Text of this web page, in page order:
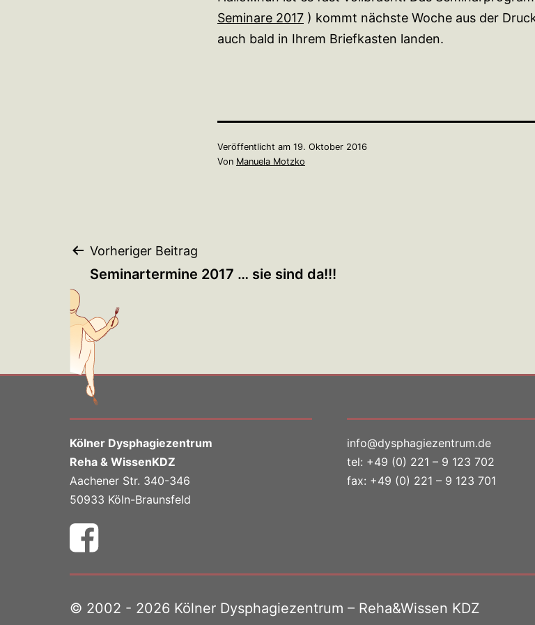
Seminare 2017 ) kommt nächste Woche aus der
auch bald in Ihrem Briefkasten landen.
Veröffentlicht am 19. Oktober 2016
Von Manuela Motzko
Beitragsnavigation
Vorheriger Beitrag
Seminartermine 2017 … sie sind da!!!
Kölner Dysphagiezentrum
Reha & WissenKDZ
Aachener Str. 340-346
50933 Köln-Braunsfeld
info@dysphagiezentrum.de
tel: +49 (0) 221 – 9 123 702
fax: +49 (0) 221 – 9 123 701
© 2002 - 2026 Kölner Dysphagiezentrum – Reha&Wissen KDZ